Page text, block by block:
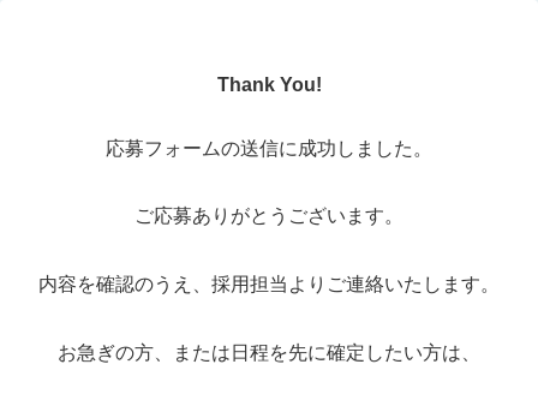
Thank You!
応募フォームの送信に成功しました。
ご応募ありがとうございます。
内容を確認のうえ、採用担当よりご連絡いたします。
お急ぎの方、または日程を先に確定したい方は、